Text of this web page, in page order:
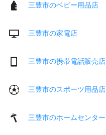
三豊市のベビー用品店
三豊市の家電店
三豊市の携帯電話販売店
三豊市のスポーツ用品店
三豊市のホームセンター